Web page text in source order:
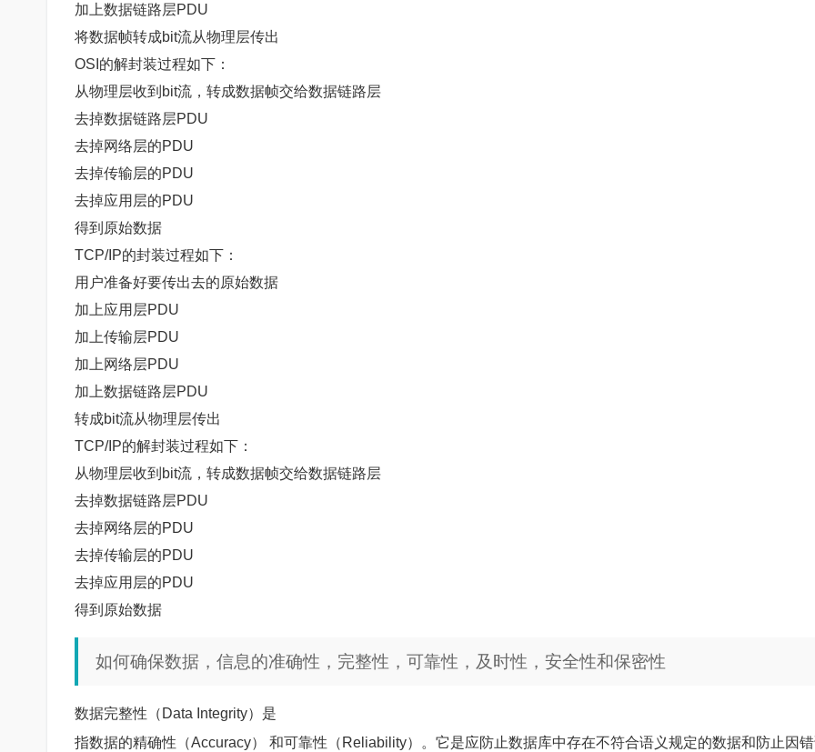
加上数据链路层PDU
将数据帧转成bit流从物理层传出
OSI的解封装过程如下：
从物理层收到bit流，转成数据帧交给数据链路层
去掉数据链路层PDU
去掉网络层的PDU
去掉传输层的PDU
去掉应用层的PDU
得到原始数据
TCP/IP的封装过程如下：
用户准备好要传出去的原始数据
加上应用层PDU
加上传输层PDU
加上网络层PDU
加上数据链路层PDU
转成bit流从物理层传出
TCP/IP的解封装过程如下：
从物理层收到bit流，转成数据帧交给数据链路层
去掉数据链路层PDU
去掉网络层的PDU
去掉传输层的PDU
去掉应用层的PDU
得到原始数据
如何确保数据，信息的准确性，完整性，可靠性，及时性，安全性和保密性
数据完整性（Data Integrity）是
指数据的精确性（Accuracy） 和可靠性（Reliability）。它是应防止数据库中存在不符合语义规定的数据和防止因